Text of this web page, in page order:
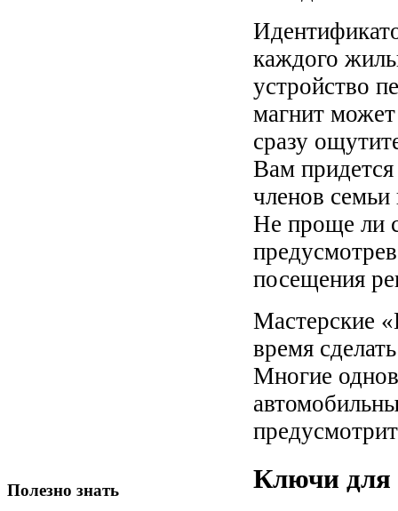
Полезно знать
каждого
устройство
магнит может
сразу
Вам
членов
Не проще ли
посещения
Мастерские
время
Многие
Ключи для